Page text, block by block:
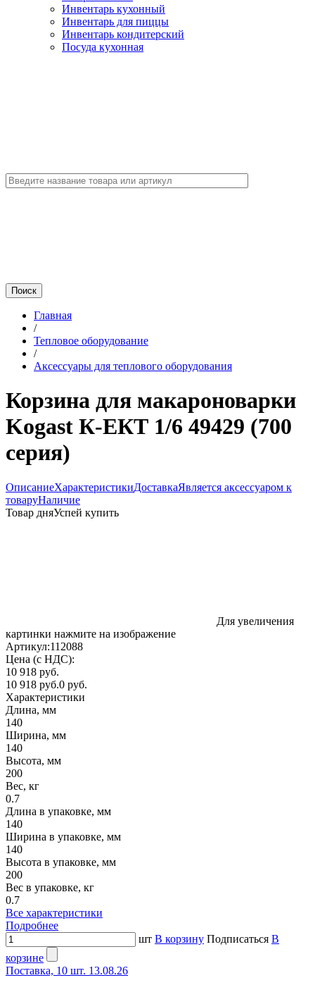
Инвентарь кухонный
Инвентарь для пиццы
Инвентарь кондитерский
Посуда кухонная
Главная
/
Тепловое оборудование
/
Аксессуары для теплового оборудования
Корзина для макароноварки
Kogast К-ЕКТ 1/6 49429 (700
серия)
ОписаниеХарактеристикиДоставкаЯвляется аксессуаром к
товаруНаличие
Товар дняУспей купить
Для увеличения
картинки нажмите на изображение
Артикул:112088
Цена (с НДС):
10 918 руб.
10 918 руб.0 руб.
Характеристики
Длина, мм
140
Ширина, мм
140
Высота, мм
200
Вес, кг
0.7
Длина в упаковке, мм
140
Ширина в упаковке, мм
140
Высота в упаковке, мм
200
Вес в упаковке, кг
0.7
Все характеристики
Подробнее
шт В корзину Подписаться В
корзине
Поставка, 10 шт. 13.08.26